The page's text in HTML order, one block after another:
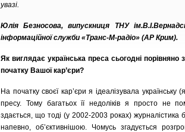
увазі.
Юлія Безносова, випускниця ТНУ
інформаційної служби «Транс-М-радіо» (АР Крим).
Як виглядає українська преса сьогодні
початку Вашої кар’єри?
На початку своєї кар’єри я ідеалізувала українську
пресу. Тому багатьох її недоліків я просто не
здається, що тоді (у 2002-2003 роках) журналістика
напевно, об’єктивнішою. Чомусь згадується